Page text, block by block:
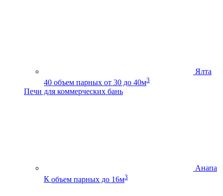
Ялта
40 объем парных от 30 до 40м3
Печи для коммерческих бань
Анапа
К объем парных до 16м3